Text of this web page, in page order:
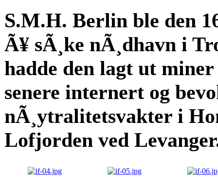
S.M.H. Berlin ble den
Ã¥ sÃ¸ke nÃ¸dhavn i
hadde den lagt ut
senere internert og
nÃ¸ytralitetsvakter i
Lofjorden ved